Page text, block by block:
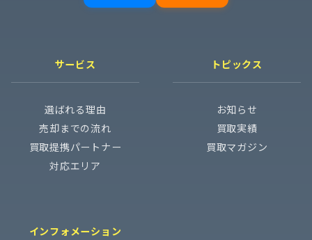
サービス
選ばれる理由
売却までの流れ
買取提携パートナー
対応エリア
トピックス
お知らせ
買取実績
買取マガジン
インフォメーション